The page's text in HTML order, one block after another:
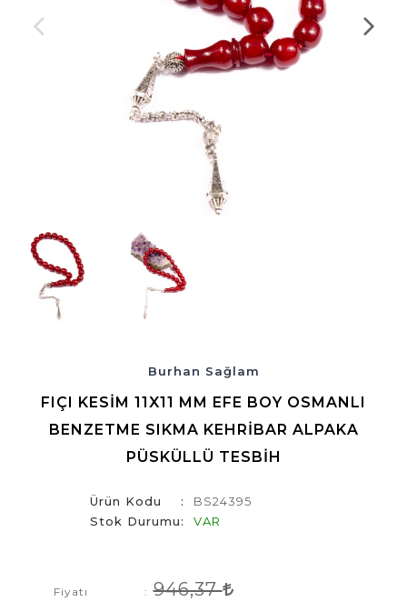
Burhan Sağlam
FIÇI KESIM 11X11 MM EFE BOY OSMANLI
BENZETME SIKMA KEHRIBAR ALPAKA
PÜSKÜLLÜ TESBIH
Ürün Kodu
BS24395
Stok Durumu
VAR
Fiyatı 946,37